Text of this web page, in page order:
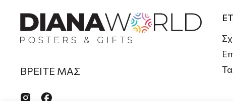
ΒΡΕΙΤΕ ΜΑΣ
 